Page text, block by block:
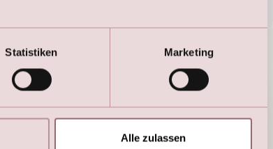
Statistiken Marketing
Alle zulassen